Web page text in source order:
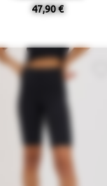
47,90 €